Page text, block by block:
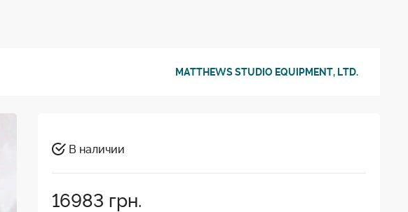
MATTHEWS STUDIO EQUIPMENT, LTD.
В наличии
16983 грн.